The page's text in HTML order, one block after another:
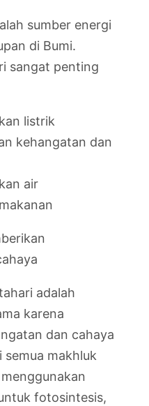
sumber energi
di Bumi.
sangat penting
listrik
kehangatan dan
air
adalah
karena
dan cahaya
makhluk
fotosintesis,